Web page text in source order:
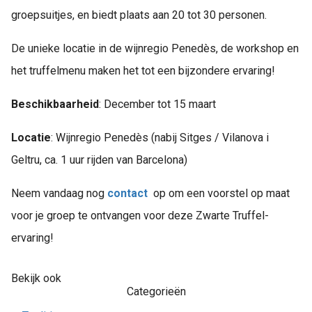
groepsuitjes, en biedt plaats aan 20 tot 30 personen.
De unieke locatie in de wijnregio Penedès, de workshop en
het truffelmenu maken het tot een bijzondere ervaring!
Beschikbaarheid: December tot 15 maart
Locatie: Wijnregio Penedès (nabij Sitges / Vilanova i
Geltru, ca. 1 uur rijden van Barcelona)
Neem vandaag nog contact op om een voorstel op maat
voor je groep te ontvangen voor deze Zwarte Truffel-
ervaring!
Bekijk ook
Categorieën